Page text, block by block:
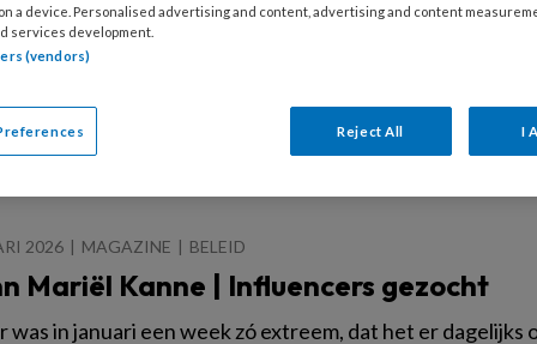
Marie-Josée Smits | Morele stress in
in de zorg ontstaat als je niet de zorg kunt leveren
over.
2026 MAGAZINE BELEID
Mariël Kanne | Influencers gezocht
was in januari een week zó extreem, dat het er dagelijks
a device. Personalised advertising and content, advertising and content
services development.
(vendors)
Reject All I